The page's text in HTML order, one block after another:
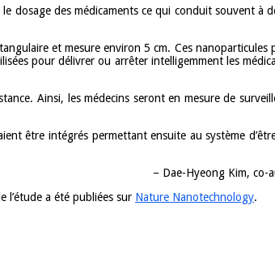
dosage des médicaments ce qui conduit souvent à
et mesure environ 5 cm. Ces nanoparticules
pour délivrer ou arrêter intelligemment les
Ainsi, les médecins seront en mesure de
être intégrés permettant ensuite au système
– Dae-Hyeong Kim, co-
l’étude a été publiées sur Nature Nanotechnology.